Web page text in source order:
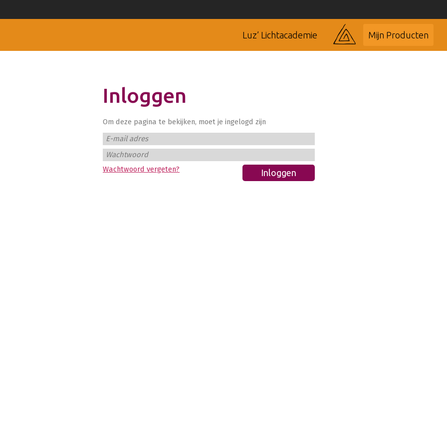
Luz’ Lichtacademie Mijn Producten
Inloggen
Om deze pagina te bekijken, moet je ingelogd zijn
E-mail adres
Wachtwoord
Wachtwoord vergeten?